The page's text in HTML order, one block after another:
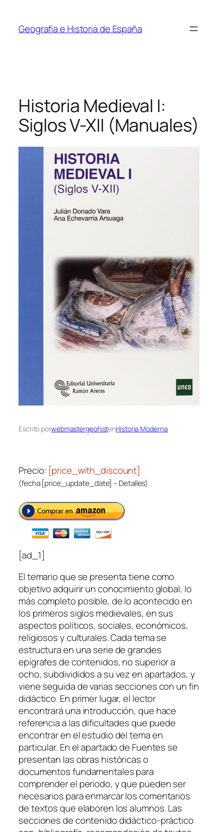
contenido
Geografia e Historia de España
Historia Medieval I:
Siglos V-XII (Manuales)
Escrito porwebmastergeohistenHistoria Moderna
Precio: [price_with_discount]
(fecha [price_update_date] –Detalles)
[ad_1]
El temario que se presenta tiene como
objetivo adquirir un conocimiento global, lo
más completo posible, de lo acontecido en
los primeros siglos medievales, en sus
aspectos políticos, sociales, económicos,
religiosos y culturales. Cada tema se
estructura en una serie de grandes
epígrafes de contenidos, no superior a
ocho, subdivididos a su vez en apartados, y
viene seguida de varias secciones con un fin
didáctico. En primer lugar, el lector
encontrará una introducción, que hace
referencia a las dificultades que puede
encontrar en el estudio del tema en
particular. En el apartado de Fuentes se
presentan las obras históricas o
documentos fundamentales para
comprender el periodo, y que pueden ser
necesarios para enmarcar los comentarios
de textos que elaboren los alumnos. Las
secciones de contenido didáctico-práctico